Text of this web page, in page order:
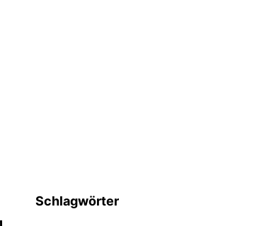
Schlagwörter